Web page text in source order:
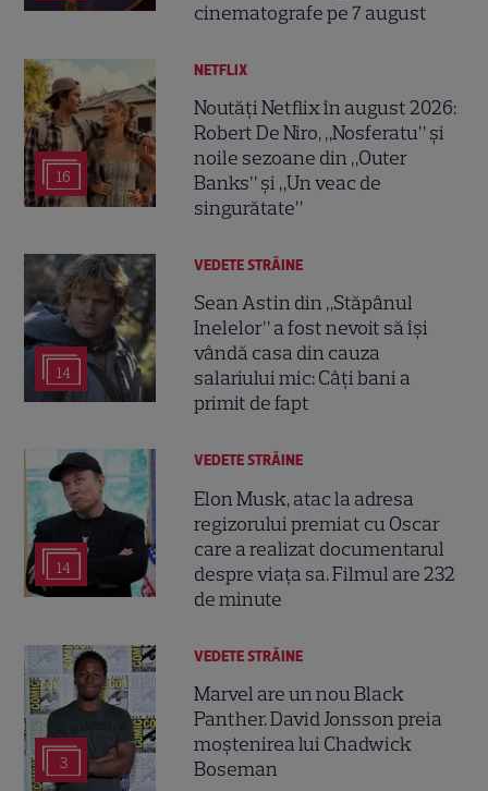
cinematografe pe 7 august
16
NETFLIX
Noutăți Netflix în august 2026:
Robert De Niro, „Nosferatu” și
noile sezoane din „Outer
Banks” și „Un veac de
singurătate”
14
VEDETE STRĂINE
Sean Astin din „Stăpânul
Inelelor” a fost nevoit să își
vândă casa din cauza
salariului mic: Câți bani a
primit de fapt
14
VEDETE STRĂINE
Elon Musk, atac la adresa
regizorului premiat cu Oscar
care a realizat documentarul
despre viața sa. Filmul are 232
de minute
3
VEDETE STRĂINE
Marvel are un nou Black
Panther. David Jonsson preia
moștenirea lui Chadwick
Boseman